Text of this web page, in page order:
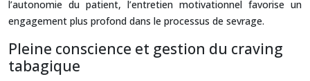
l’autonomie du patient, l’entretien motivationnel favorise un
engagement plus profond dans le processus de sevrage.
Pleine conscience et gestion du craving
tabagique